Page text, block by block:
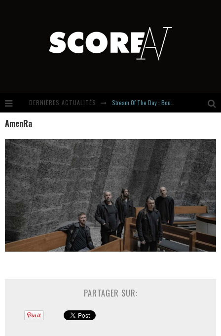
DERNIÈRES ACTUALITÉS
Hardcore, Actually. Meet Cút Lộn
Introducing Newcomer : Gudewife
AmenRa
PARTAGER SUR: